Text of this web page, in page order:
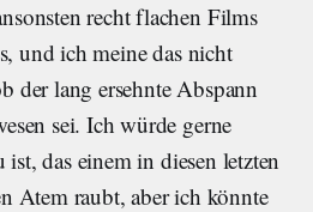
recht flachen Films
und ich meine das nicht
der lang ersehnte Abspann
sei. Ich würde gerne
ist, das einem in diesen letzten
Atem raubt, aber ich könnte